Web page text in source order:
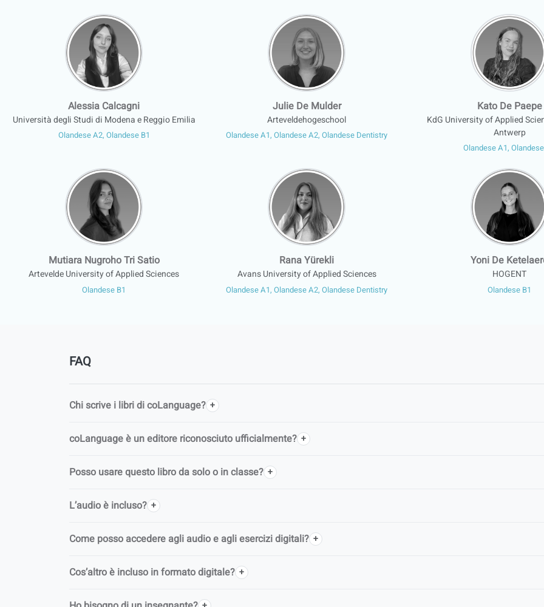
Alessia Calcagni
Università degli Studi di Modena e Reggio Emilia
Olandese A2, Olandese B1
Julie De Mulder
Arteveldehogeschool
Olandese A1, Olandese A2, Olandese Dentistry
Kato De Paepe
KdG University of Applied
Antwerp
Olandese A1,
Mutiara Nugroho Tri Satio
Artevelde University of Applied Sciences
Olandese B1
Rana Yürekli
Avans University of Applied Sciences
Olandese A1, Olandese A2, Olandese Dentistry
Yoni De
HOGENT
Olandese B1
FAQ
Chi scrive i libri di coLanguage?
coLanguage è un editore riconosciuto ufficialmente?
Posso usare questo libro da solo o in classe?
L’audio è incluso?
Come posso accedere agli audio e agli esercizi digitali?
Cos’altro è incluso in formato digitale?